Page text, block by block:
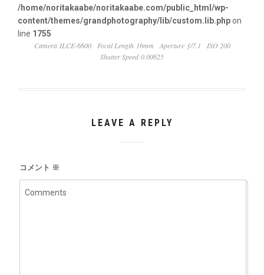
/home/noritakaabe/noritakaabe.com/public_html/wp-
content/themes/grandphotography/lib/custom.lib.phpon
line 1755
Camera ILCE-6600
Focal Length 16mm Aperture ƒ/7.1
ISO 200
Shutter Speed 0.00625
LEAVE A REPLY
コメント ※